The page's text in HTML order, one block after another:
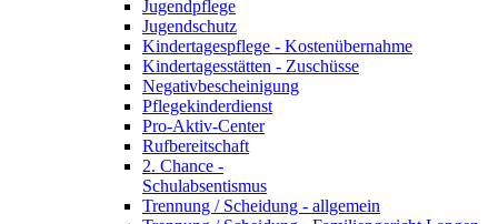
Jugendpflege
Jugendschutz
Kindertagespflege - Kostenübernahme
Kindertagesstätten - Zuschüsse
Negativbescheinigung
Pflegekinderdienst
Pro-Aktiv-Center
Rufbereitschaft
2. Chance -
Schulabsentismus
Trennung / Scheidung - allgemein